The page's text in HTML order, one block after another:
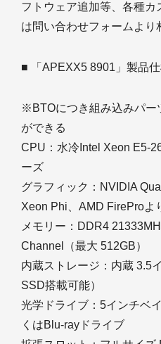
フトウェア追加等、各種
は問い合わせフォームより
■ 「APEXX5 8901」製品
※BTOにつき組み込みパー
ができる
CPU：水冷Intel Xeon E5-
ーズ
グラフィック：NVIDIA
Xeon Phi、AMD FireProよ
メモリー：DDR4
Channel（最大 512GB）
内蔵ストレージ：内蔵 3.5
SSD搭載可能）
光学ドライブ：5インチベ
くはBlu-rayドライブ